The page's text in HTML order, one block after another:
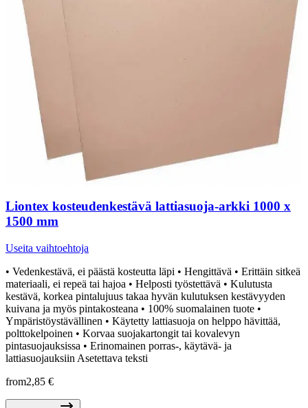
Liontex kosteudenkestävä lattiasuoja-arkki 1000 x
1500 mm
Useita vaihtoehtoja
• Vedenkestävä, ei päästä kosteutta läpi • Hengittävä • Erittäin sitkeä
materiaali, ei repeä tai hajoa • Helposti työstettävä • Kulutusta
kestävä, korkea pintalujuus takaa hyvän kulutuksen kestävyyden
kuivana ja myös pintakosteana • 100% suomalainen tuote •
Ympäristöystävällinen • Käytetty lattiasuoja on helppo hävittää,
polttokelpoinen • Korvaa suojakartongit tai kovalevyn
pintasuojauksissa • Erinomainen porras-, käytävä- ja
lattiasuojauksiin Asetettava teksti
from2,85 €